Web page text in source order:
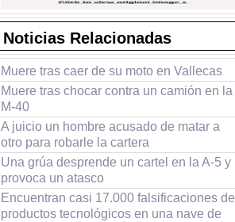
Noticias Relacionadas
Muere tras caer de su moto en Vallecas
Muere tras chocar contra un camión en la
M-40
A juicio un hombre acusado de matar a
otro para robarle la cartera
Una grúa desprende un cartel en la A-5 y
provoca un atasco
Encuentran casi 17.000 falsificaciones de
productos tecnológicos en una nave de